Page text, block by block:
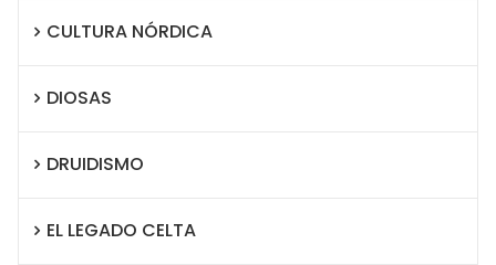
CULTURA NÓRDICA
DIOSAS
DRUIDISMO
EL LEGADO CELTA